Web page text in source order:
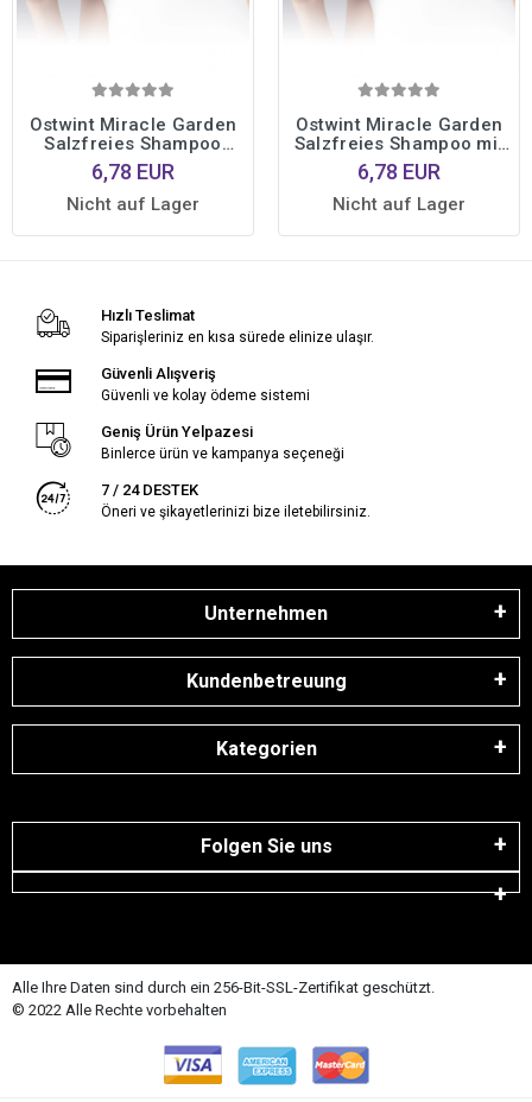
Ostwint Miracle Garden
Salzfreies Shampoo
Kirschblüte 1000 ml
6,78 EUR
Nicht auf Lager
Ostwint Miracle Garden
Salzfreies Shampoo mit
Olivenöl 1000 ml
6,78 EUR
Nicht auf Lager
Hızlı Teslimat
Siparişleriniz en kısa sürede elinize ulaşır.
Güvenli Alışveriş
Güvenli ve kolay ödeme sistemi
Geniş Ürün Yelpazesi
Binlerce ürün ve kampanya seçeneği
7 / 24 DESTEK
Öneri ve şikayetlerinizi bize iletebilirsiniz.
Unternehmen
Kundenbetreuung
Kategorien
Folgen Sie uns
Alle Ihre Daten sind durch ein 256-Bit-SSL-Zertifikat geschützt.
© 2022 Alle Rechte vorbehalten